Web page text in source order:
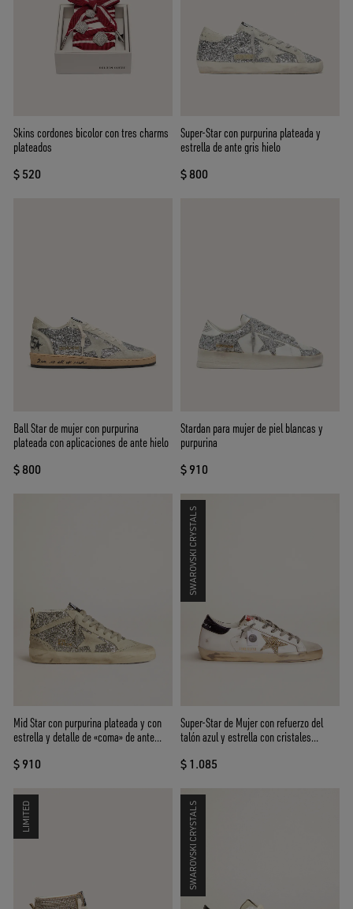
Skins cordones bicolor con tres charms
plateados
$ 520
Super-Star con purpurina plateada y
estrella de ante gris hielo
$ 800
Ball Star de mujer con purpurina
plateada con aplicaciones de ante hielo
$ 800
Stardan para mujer de piel blancas y
purpurina
$ 910
Mid Star con purpurina plateada y con
estrella y detalle de «coma» de ante
$ 910
SWAROVSKI CRYSTALS
Super-Star de Mujer con refuerzo del
talón azul y estrella con cristales
$ 1.085
LIMITED SWAROVSKI CRYSTALS